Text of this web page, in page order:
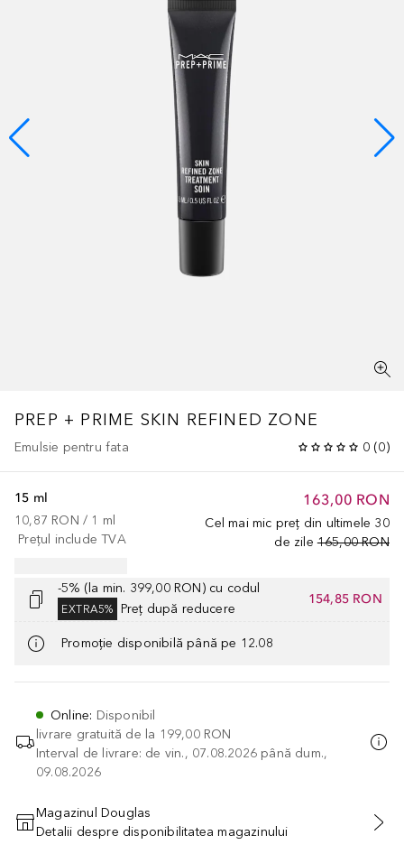
PREP + PRIME SKIN REFINED ZONE
Emulsie pentru fata 0 (0)
163,00 RON
Cel mai mic preț din ultimele 30
de zile 165,00 RON
15 ml
10,87 RON / 1 ml
Prețul include TVA
-5% (la min. 399,00 RON) cu codul
EXTRA5% Preț după reducere
154,85 RON
Promoție disponibilă până pe 12.08
Online: Disponibil
livrare gratuită de la 199,00 RON
Interval de livrare: de vin., 07.08.2026 până dum.,
09.08.2026
ADĂUGAȚI ÎN COŞ
Magazinul Douglas
Detalii despre disponibilitatea magazinului